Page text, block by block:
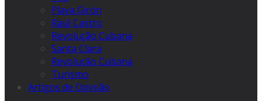
Playa Girón
Raúl Castro
Revolução Cubana
Santa Clara
Revolução Cubana
Turismo
Artigos de Opinião